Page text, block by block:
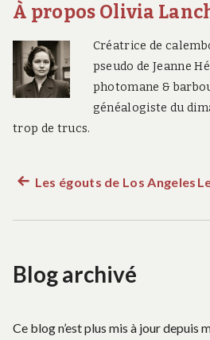
À propos Olivia
Créatrice de
pseudo de Jeanne
photomane &
généalogiste du
trop de trucs.
l’article
Article
Les égouts de Los Angeles
Blog archivé
Ce blog n’est plus mis à jour depuis